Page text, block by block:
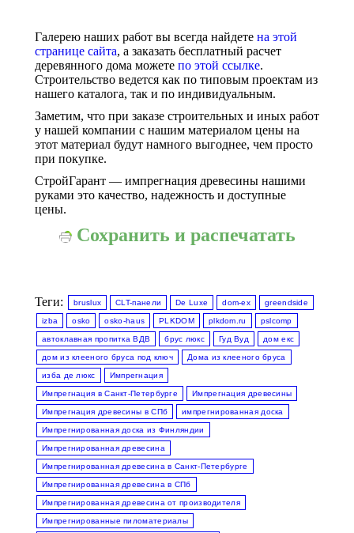
Галерею наших работ вы всегда найдете на этой
странице сайта, а заказать бесплатный расчет
деревянного дома можете по этой ссылке.
Строительство ведется как по типовым проектам из
нашего каталога, так и по индивидуальным.
Заметим, что при заказе строительных и иных работ
у нашей компании с нашим материалом цены на
этот материал будут намного выгоднее, чем просто
при покупке.
СтройГарант — импрегнация древесины нашими
руками это качество, надежность и доступные
цены.
Сохранить и распечатать
Теги: bruslux CLT-панели De Luxe dom-ex greendside
izba osko osko-haus PLKDOM plkdom.ru pslcomp
автоклавная пропитка ВДВ брус люкс Гуд Вуд дом екс
дом из клееного бруса под ключ Дома из клееного бруса
изба де люкс Импрегнация
Импрегнация в Санкт-Петербурге Импрегнация древесины
Импрегнация древесины в СПб импрегнированная доска
Импрегнированная доска из Финляндии
Импрегнированная древесина
Импрегнированная древесина в Санкт-Петербурге
Импрегнированная древесина в СПб
Импрегнированная древесина от производителя
Импрегнированные пиломатериалы